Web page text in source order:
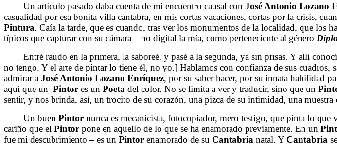
Un artículo pasado daba cuenta de mi encuentro causal con José Antonio Lozano
casualidad por esa bonita villa cántabra, en mis cortas vacaciones, cortas por la crisis,
Pintura. Caía la tarde, que es cuando, tras ver los monumentos de la localidad, que los
típicos que capturar con su cámara – no digital la mía, como perteneciente al género
Entré raudo en la primera, la saboreé, y pasé a la segunda, ya sin prisas. Y allí
no tengo. Y el arte de pintar lo tiene él, no yo.] Hablamos con confianza de sus cuadros,
admirar a José Antonio Lozano Enríquez, por su saber hacer, por su innata habilidad
aquí que un Pintor es un Poeta del color. No se limita a ver y traducir, sino que un
sentir, y nos brinda, así, un trocito de su corazón, una pizca de su intimidad, una muestra
Un buen Pintor nunca es mecanicista, fotocopiador, mero testigo, que pinta lo
cariño que el Pintor pone en aquello de lo que se ha enamorado previamente. En un
fue mi descubrimiento – es un Pintor enamorado de su Cantabria natal. Y Cantabria